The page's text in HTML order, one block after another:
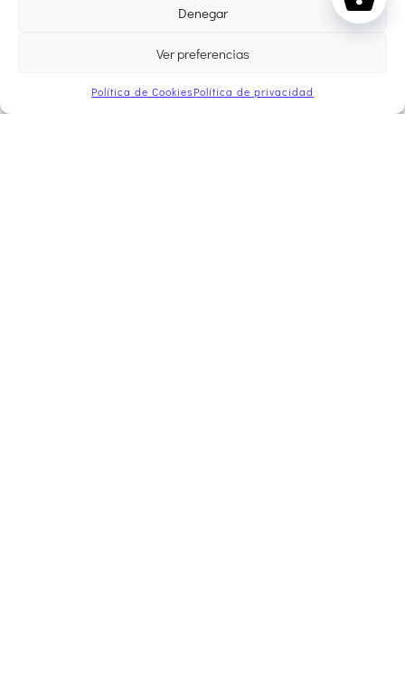
Denegar
Ver preferencias
Política de CookiesPolítica de privacidad